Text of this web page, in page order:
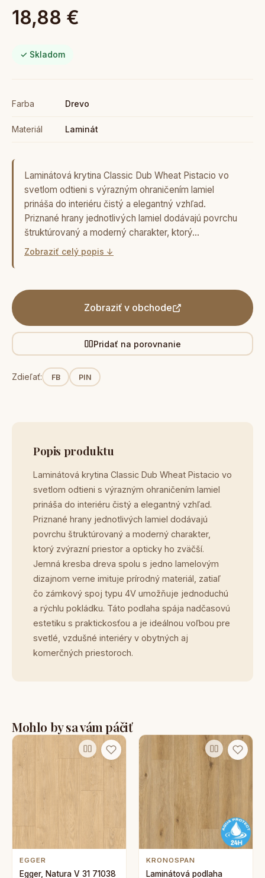
18,88 €
✓ Skladom
Farba Drevo
Materiál Laminát
Laminátová krytina Classic Dub Wheat Pistacio vo
svetlom odtieni s výrazným ohraničením lamiel
prináša do interiéru čistý a elegantný vzhľad.
Priznané hrany jednotlivých lamiel dodávajú povrchu
štruktúrovaný a moderný charakter, ktorý…
Zobraziť celý popis ↓
Zobraziť v obchode
Pridať na porovnanie
Zdieľať: FB PIN
Popis produktu
Laminátová krytina Classic Dub Wheat Pistacio vo
svetlom odtieni s výrazným ohraničením lamiel
prináša do interiéru čistý a elegantný vzhľad.
Priznané hrany jednotlivých lamiel dodávajú
povrchu štruktúrovaný a moderný charakter,
ktorý zvýrazní priestor a opticky ho zväčší.
Jemná kresba dreva spolu s jedno lamelovým
dizajnom verne imituje prírodný materiál, zatiaľ
čo zámkový spoj typu 4V umožňuje jednoduchú
a rýchlu pokládku. Táto podlaha spája nadčasovú
estetiku s praktickosťou a je ideálnou voľbou pre
svetlé, vzdušné interiéry v obytných aj
komerčných priestoroch.
Mohlo by sa vám páčiť
EGGER
Egger, Natura V 31 71038
KRONOSPAN
Laminátová podlaha